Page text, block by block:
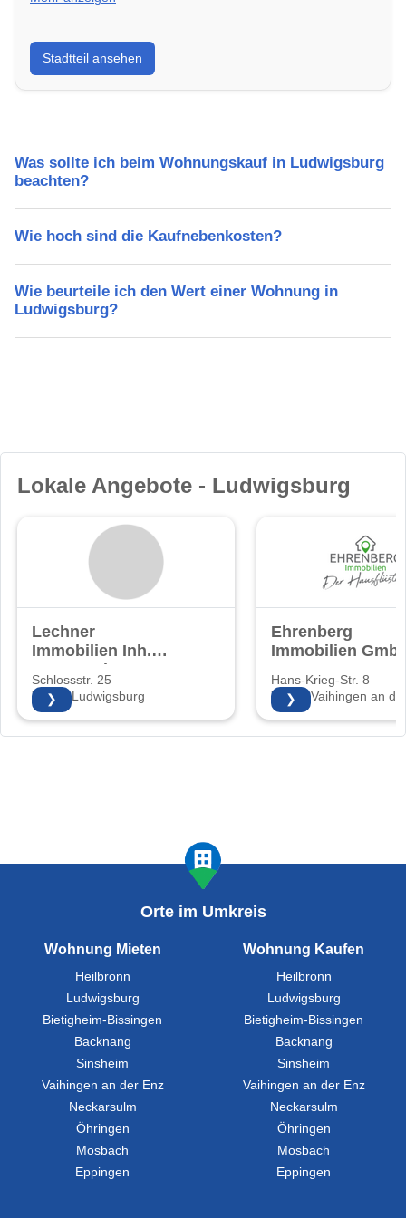
Erfahre mehr über deinen Stadtteil in Ludwigsburg:
Lebensqualität, Verkehrsanbindung, Schulen,
Freizeitmöglichkeiten und Mietpreise.
Stadtteil ansehen
Was sollte ich beim Wohnungskauf in Ludwigsburg
beachten?
Wie hoch sind die Kaufnebenkosten?
Wie beurteile ich den Wert einer Wohnung in
Ludwigsburg?
Lokale Angebote - Ludwigsburg
Lechner
Immobilien Inh.
Sven Lechner
Schlossstr. 25
71634 Ludwigsburg
❯
Ehrenberg
Immobilien
Hans-Krieg-Str. 8
71665 Vaihingen an
❯
Orte im Umkreis
Wohnung Mieten
Heilbronn
Ludwigsburg
Bietigheim-Bissingen
Backnang
Sinsheim
Vaihingen an der Enz
Neckarsulm
Öhringen
Mosbach
Eppingen
Wohnung Kaufen
Heilbronn
Ludwigsburg
Bietigheim-Bissingen
Backnang
Sinsheim
Vaihingen an der Enz
Neckarsulm
Öhringen
Mosbach
Eppingen